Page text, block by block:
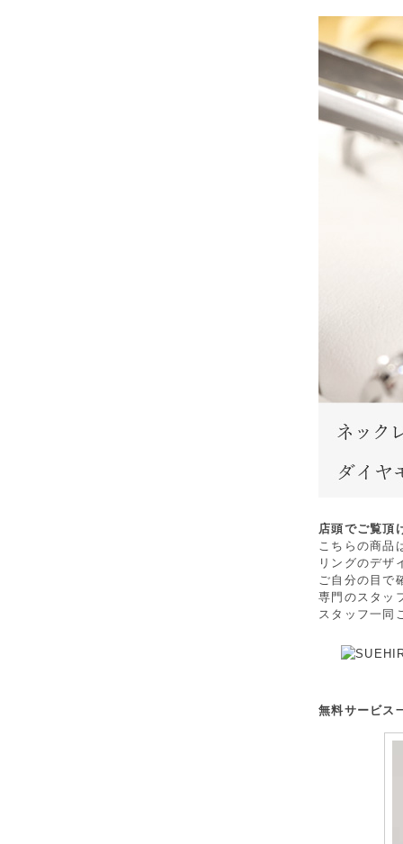
店頭でご覧頂
こちらの商品
リングのデザ
ご自分の目で
専門のスタッ
スタッフ一同
無料サービス